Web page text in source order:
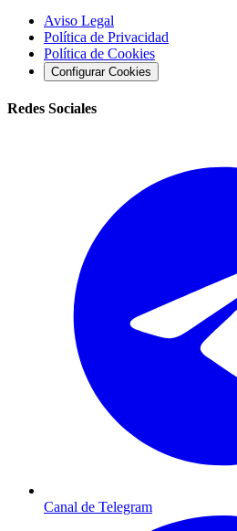
Aviso Legal
Política de Privacidad
Política de Cookies
Configurar Cookies
Redes Sociales
Canal de Telegram